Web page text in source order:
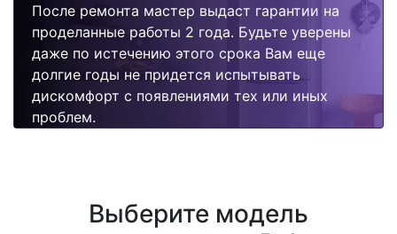
После ремонта мастер выдаст гарантии на
проделанные работы 2 года. Будьте уверены
даже по истечению этого срока Вам еще
долгие годы не придется испытывать
дискомфорт с появлениями тех или иных
проблем.
Выберите модель